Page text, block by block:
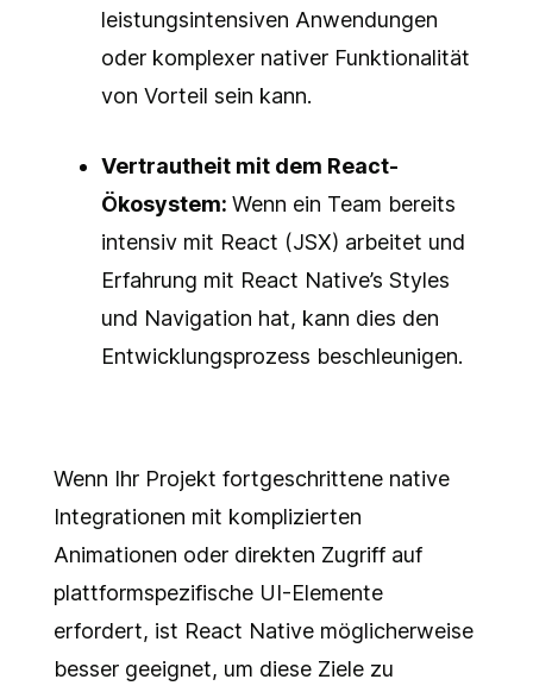
leistungsintensiven Anwendungen
oder komplexer nativer Funktionalität
von Vorteil sein kann.
Vertrautheit mit dem React-
Ökosystem:Wenn ein Team bereits
intensiv mit React (JSX) arbeitet und
Erfahrung mit React Native’s Styles
und Navigation hat, kann dies den
Entwicklungsprozess beschleunigen.
Wenn Ihr Projekt fortgeschrittene native
Integrationen mit komplizierten
Animationen oder direkten Zugriff auf
plattformspezifische UI-Elemente
erfordert, ist React Native möglicherweise
besser geeignet, um diese Ziele zu